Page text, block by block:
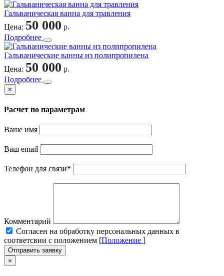
Гальваническая ванна для травления
Цена: 50 000 р.
Подробнее
Гальванические ванны из полипропилена
Цена: 50 000 р.
Подробнее
×
Расчет по параметрам
Ваше имя
Ваш email
Телефон для связи*
Комментарий
Cогласен на обработку персональных данных в
соответсвии с положением [Положение ]
Отправить заявку
×